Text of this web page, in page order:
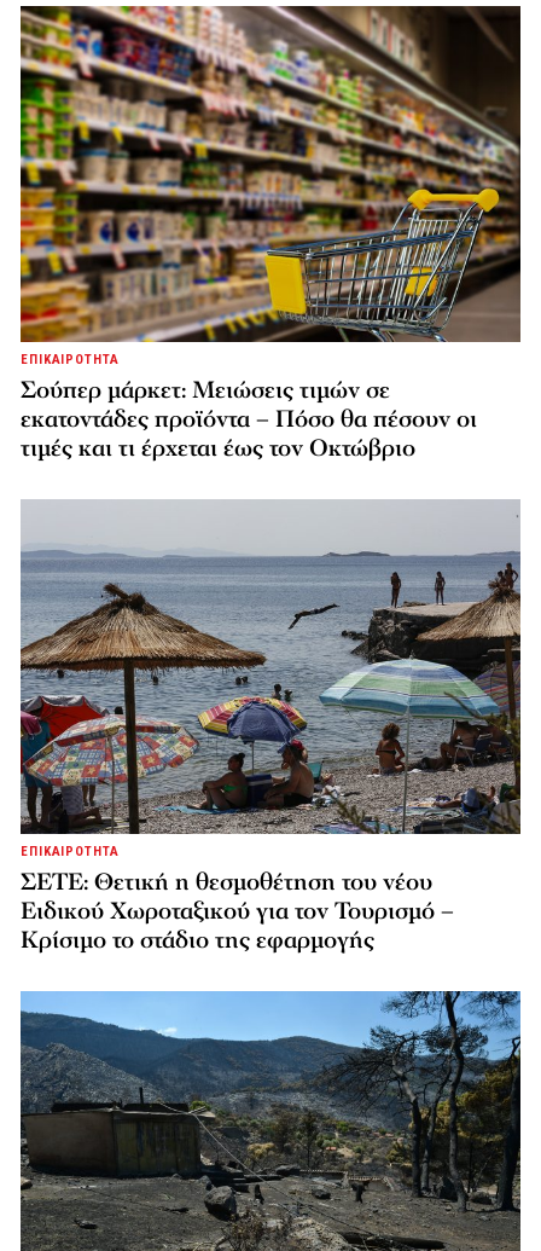
ΕΠΙΚΑΙΡΟΤΗΤΑ
Σούπερ μάρκετ: Μειώσεις τιμών σε
εκατοντάδες προϊόντα – Πόσο θα πέσουν οι
τιμές και τι έρχεται έως τον Οκτώβριο
ΕΠΙΚΑΙΡΟΤΗΤΑ
ΣΕΤΕ: Θετική η θεσμοθέτηση του νέου
Ειδικού Χωροταξικού για τον Τουρισμό –
Κρίσιμο το στάδιο της εφαρμογής